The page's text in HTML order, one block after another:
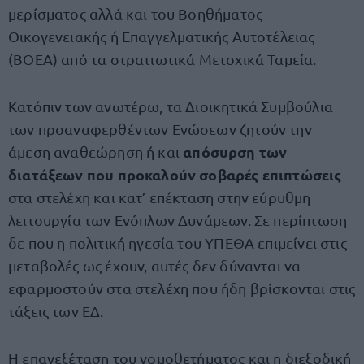
μερίσματος αλλά και του Βοηθήματος
Οικογενειακής ή Επαγγελματικής Αυτοτέλειας
(ΒΟΕΑ) από τα στρατιωτικά Μετοχικά Ταμεία.
Κατόπιν των ανωτέρω, τα Διοικητικά Συμβούλια
των προαναφερθέντων Ενώσεων ζητούν την
άμεση αναθεώρηση ή και απόσυρση των
διατάξεων που προκαλούν σοβαρές επιπτώσεις
στα στελέχη και κατ’ επέκταση στην εύρυθμη
λειτουργία των Ενόπλων Δυνάμεων. Σε περίπτωση
δε που η πολιτική ηγεσία του ΥΠΕΘΑ επιμείνει στις
μεταβολές ως έχουν, αυτές δεν δύνανται να
εφαρμοστούν στα στελέχη που ήδη βρίσκονται στις
τάξεις των ΕΔ.
Η επανεξέταση του νομοθετήματος και η διεξοδική